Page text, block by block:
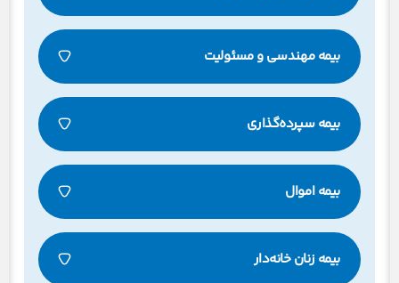
بیمه مهندسی و مسئولیت
بیمه سپرده‌گذاری
بیمه اموال
بیمه زنان خانه‌دار